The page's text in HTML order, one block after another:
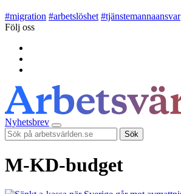
#migration #arbetslöshet #tjänstemannaansvar
Följ oss
Nyhetsbrev
Sök
M-KD-budget